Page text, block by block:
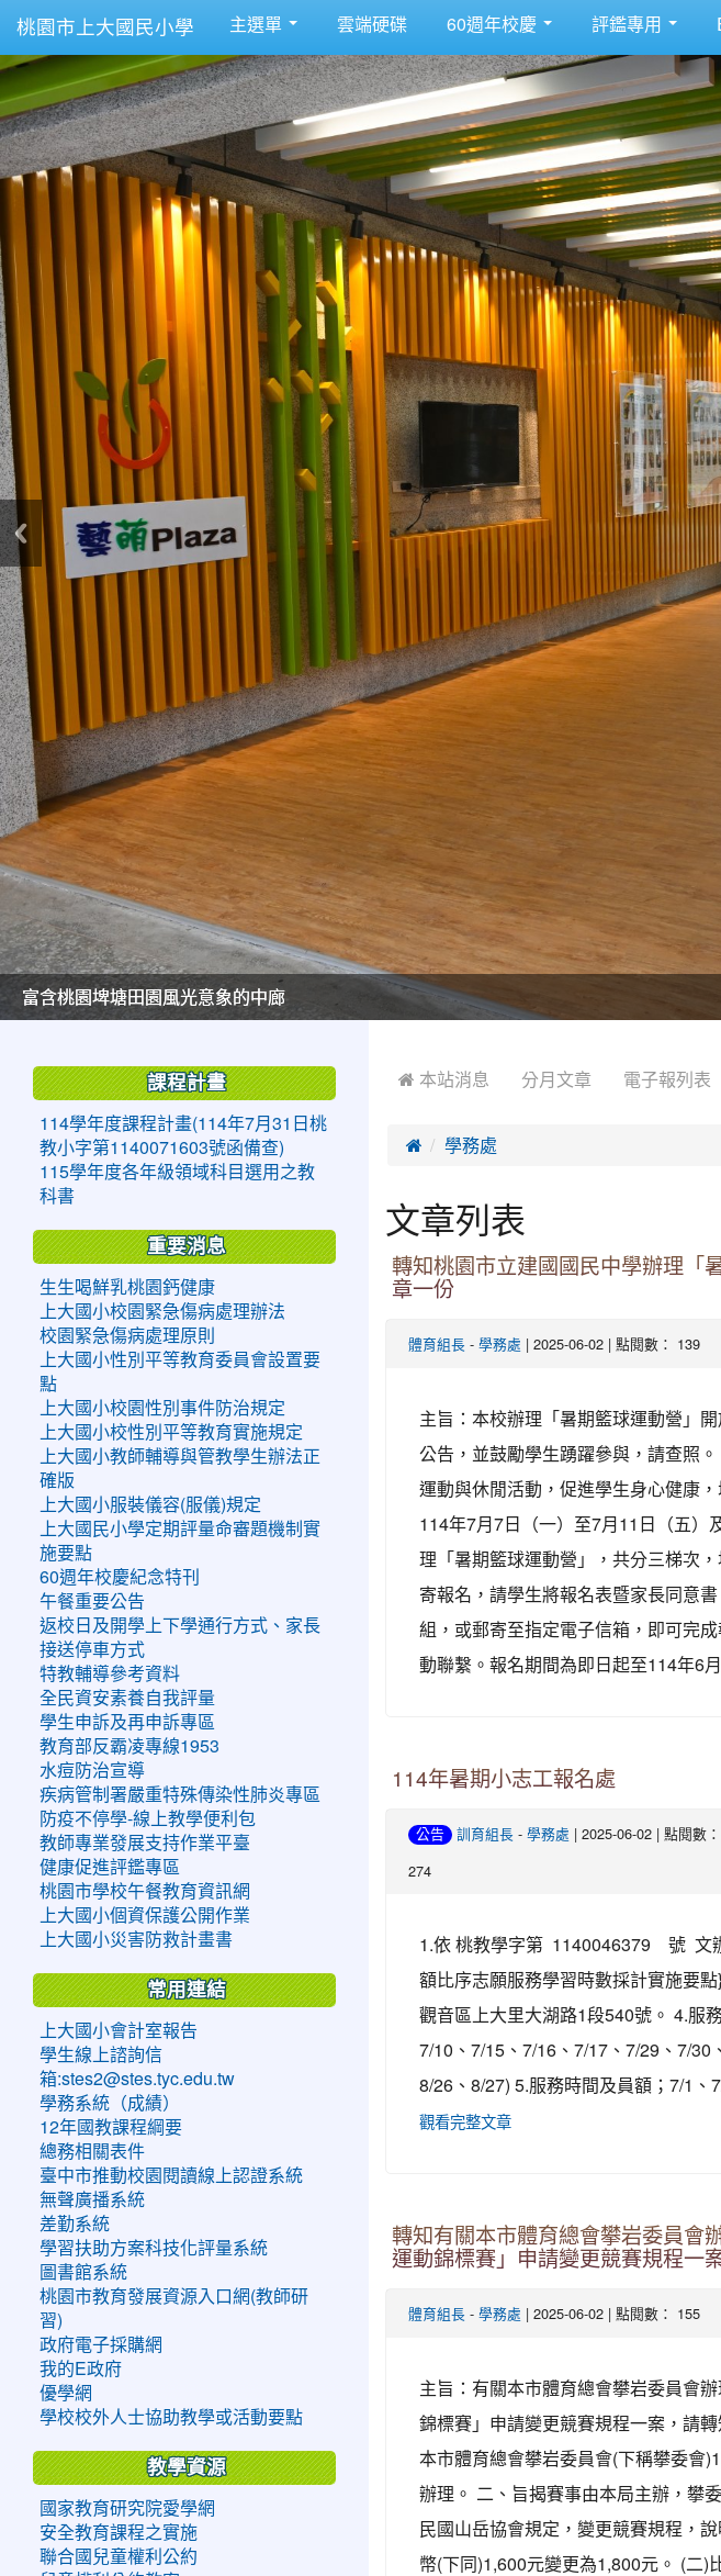
桃園市上大國民小學 主選單 雲端硬碟 60週年校慶 評鑑專用
美麗的操場是我們活力的來源
美麗的操場是我們活力的來源
煥然一新的小司令台
煥然一新的小司令台
富含桃園埤塘田園風光意象的中廊
富含桃園埤塘田園風光意象的中廊
嶄新的中庭廣場
嶄新的中庭廣場
水生池生生不息
水生池生生不息
 本站消息 分月文章 電子報列表
 學務處
文章列表
轉知桃園市立建國國民中學辦理「
章一份
體育組長 - 學務處 | 2025-06-02 | 點閱數： 139
主旨：本校辦理「暑期籃球運動營」
公告，並鼓勵學生踴躍參與，請查照
運動與休閒活動，促進學生身心健康
114年7月7日（一）至7月11日（五）
理「暑期籃球運動營」，共分三梯次
寄報名，請學生將報名表暨家長同意
組，或郵寄至指定電子信箱，即可完
動聯繫。報名期間為即日起至114年6
114年暑期小志工報名處
公告 訓育組長 - 學務處 | 2025-06-02 | 點閱數：
274
1.依 桃教學字第 1140046379 號 文
額比序志願服務學習時數採計實施要
觀音區上大里大湖路1段540號。 4.服
7/10、7/15、7/16、7/17、7/29、7/30
8/26、8/27) 5.服務時間及員額；7/1
觀看完整文章
轉知有關本市體育總會攀岩委員會
運動錦標賽」申請變更競賽規程一
體育組長 - 學務處 | 2025-06-02 | 點閱數： 155
主旨：有關本市體育總會攀岩委員會
錦標賽」申請變更競賽規程一案，請
本市體育總會攀岩委員會(下稱攀委會
辦理。 二、旨揭賽事由本局主辦，攀
民國山岳協會規定，變更競賽規程，
幣(下同)1,600元變更為1,800元。 (二)
課程計畫
114學年度課程計畫(114年7月31日桃
教小字第1140071603號函備查)
115學年度各年級領域科目選用之教
科書
重要消息
生生喝鮮乳桃園鈣健康
上大國小校園緊急傷病處理辦法
校園緊急傷病處理原則
上大國小性別平等教育委員會設置要
點
上大國小校園性別事件防治規定
上大國小校性別平等教育實施規定
上大國小教師輔導與管教學生辦法正
確版
上大國小服裝儀容(服儀)規定
上大國民小學定期評量命審題機制實
施要點
60週年校慶紀念特刊
午餐重要公告
返校日及開學上下學通行方式、家長
接送停車方式
特教輔導參考資料
全民資安素養自我評量
學生申訴及再申訴專區
教育部反霸凌專線1953
水痘防治宣導
疾病管制署嚴重特殊傳染性肺炎專區
防疫不停學-線上教學便利包
教師專業發展支持作業平臺
健康促進評鑑專區
桃園市學校午餐教育資訊網
上大國小個資保護公開作業
上大國小災害防救計畫書
常用連結
上大國小會計室報告
學生線上諮詢信
箱:stes2@stes.tyc.edu.tw
學務系統（成績）
12年國教課程綱要
總務相關表件
臺中市推動校園閱讀線上認證系統
無聲廣播系統
差勤系統
學習扶助方案科技化評量系統
圖書館系統
桃園市教育發展資源入口網(教師研
習)
政府電子採購網
我的E政府
優學網
學校校外人士協助教學或活動要點
教學資源
國家教育研究院愛學網
安全教育課程之實施
聯合國兒童權利公約